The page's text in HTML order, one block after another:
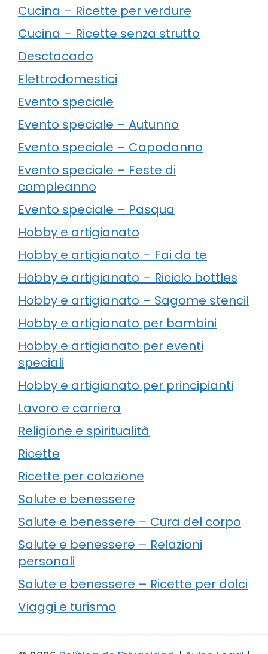
Cucina – Ricette per verdure
Cucina – Ricette senza strutto
Desctacado
Elettrodomestici
Evento speciale
Evento speciale – Autunno
Evento speciale – Capodanno
Evento speciale – Feste di
compleanno
Evento speciale – Pasqua
Hobby e artigianato
Hobby e artigianato – Fai da te
Hobby e artigianato – Riciclo bottles
Hobby e artigianato – Sagome stencil
Hobby e artigianato per bambini
Hobby e artigianato per eventi
speciali
Hobby e artigianato per principianti
Lavoro e carriera
Religione e spiritualità
Ricette
Ricette per colazione
Salute e benessere
Salute e benessere – Cura del corpo
Salute e benessere – Relazioni
personali
Salute e benessere – Ricette per dolci
Viaggi e turismo